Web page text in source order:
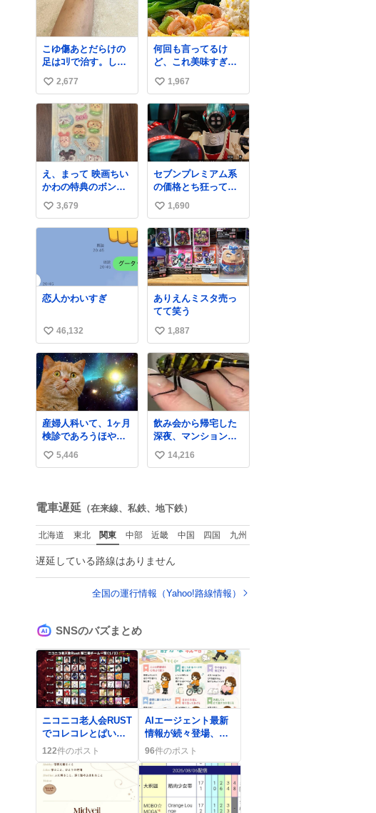
数
数
こゆ傷あとだらけの
足はｺﾘで治す。しか
も白くなる。
い
い
2,677
何回も言ってるけ
ど、これ美味すぎん
の！！！低カロリー
で満足感エグいから
一生食べてる😭
い
い
ね
数
1,967
え、まって 映画ちい
かわの特典のボンボ
ンドロップシール も
うメルカリにでてる
やん #ちいかわ
い
い
3,679
セブンプレミアム系
の価格とち狂ってて
今これ
い
い
ね
数
1,690
恋人かわいすぎ
い
い
ね
数
46,132
ありえんミスタ売っ
てて笑う
い
い
ね
数
1,887
産婦人科いて、1ヶ月
検診であろうほやほ
や赤ちゃん👩‍🍼と推
定2,3歳の女の子👧🏻
ども 女の子ずっとマ
マの側から離れな
い…⁉️ 手を繋がなく
てもうろちょろしな
ピクミンみたいにﾄﾃﾄ
ﾃついてってるし逃走
しないし脱走しない
い
数
5,446
飲み会から帰宅した
深夜、マンションの
廊下にいらっしゃっ
たオニヤンマ様 まさ
おります かっこよす
ぎる 指を差し伸べる
と乗ってきてくれた
帰宅しましたが、飛
ばないということは
弱っていらっしゃる
い
数
14,216
電車遅延 （在来線、私鉄、地下鉄）
北海道 東北 関東 中部 近畿 中国 四国 九州
遅延している路線はありません
全国の運行情報（Yahoo!路線情報）
SNSのバズまとめ
ニコニコ老人会RUST
でコレコレとぱいな
ぽ〜が同チームに！
122件のポスト
AIエージェント最新
情報が続々登場、ユ
ーザーは「驚き」と
96件のポスト